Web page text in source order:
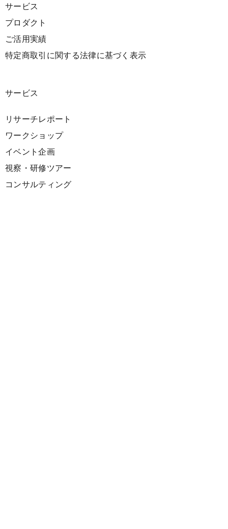
サービス
プロダクト
ご活用実績
特定商取引に関する法律に基づく表示
サービス
リサーチレポート
ワークショップ
イベント企画
視察・研修ツアー
コンサルティング